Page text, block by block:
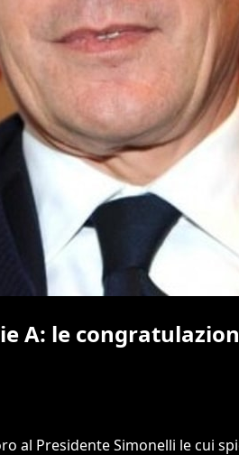
A: le
al Presidente Simonelli le cui